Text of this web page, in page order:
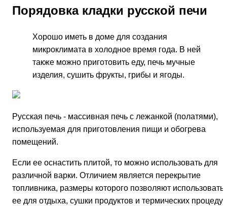
Порядовка кладки русской печи
Хорошо иметь в доме для создания
микроклимата в холодное время года. В ней
также можно приготовить еду, печь мучные
изделия, сушить фрукты, грибы и ягоды.
Русская печь - массивная печь с лежанкой (полатями),
используемая для приготовления пищи и обогрева
помещений.
Если ее оснастить плитой, то можно использовать для
различной варки. Отличием является перекрытие
топливника, размеры которого позволяют использовать
ее для отдыха, сушки продуктов и термических